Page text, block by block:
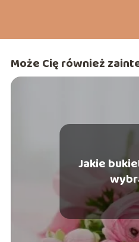
Może Cię również
Jakie